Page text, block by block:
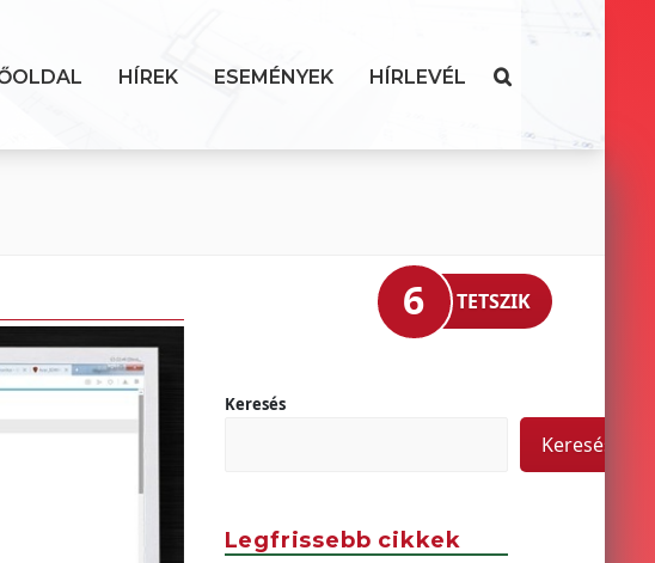
HÍREK ESEMÉNYEK HÍRLEVÉL
6 TETSZIK
Keresés
Keresés
Legfrissebb cikkek